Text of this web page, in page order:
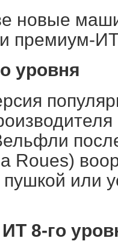
новые
премиум-
уровня
Roues)
пушкой или
8-го